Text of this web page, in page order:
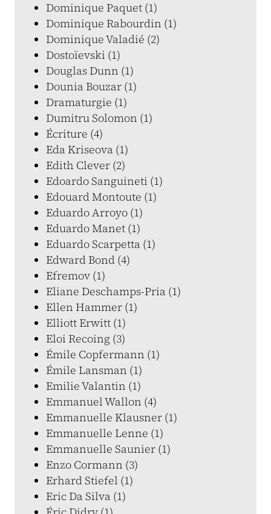
Dominique Paquet (1)
Dominique Rabourdin (1)
Dominique Valadié (2)
Dostoïevski (1)
Douglas Dunn (1)
Dounia Bouzar (1)
Dramaturgie (1)
Dumitru Solomon (1)
Écriture (4)
Eda Kriseova (1)
Edith Clever (2)
Edoardo Sanguineti (1)
Edouard Montoute (1)
Eduardo Arroyo (1)
Eduardo Manet (1)
Eduardo Scarpetta (1)
Edward Bond (4)
Efremov (1)
Eliane Deschamps-Pria (1)
Ellen Hammer (1)
Elliott Erwitt (1)
Eloi Recoing (3)
Émile Copfermann (1)
Émile Lansman (1)
Emilie Valantin (1)
Emmanuel Wallon (4)
Emmanuelle Klausner (1)
Emmanuelle Lenne (1)
Emmanuelle Saunier (1)
Enzo Cormann (3)
Erhard Stiefel (1)
Eric Da Silva (1)